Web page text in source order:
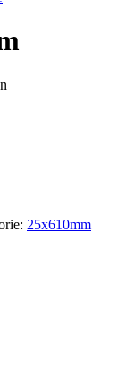
25x610mm